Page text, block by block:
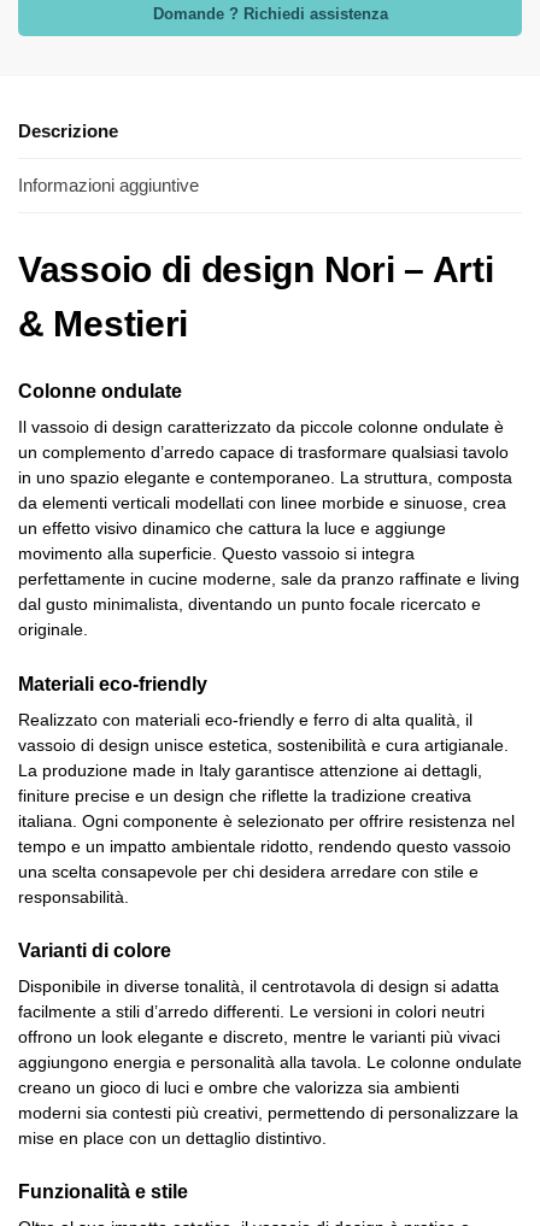
Domande ? Richiedi assistenza
Descrizione
Informazioni aggiuntive
Vassoio di design Nori – Arti
& Mestieri
Colonne ondulate
Il vassoio di design caratterizzato da piccole colonne ondulate è
un complemento d’arredo capace di trasformare qualsiasi tavolo
in uno spazio elegante e contemporaneo. La struttura, composta
da elementi verticali modellati con linee morbide e sinuose, crea
un effetto visivo dinamico che cattura la luce e aggiunge
movimento alla superficie. Questo vassoio si integra
perfettamente in cucine moderne, sale da pranzo raffinate e living
dal gusto minimalista, diventando un punto focale ricercato e
originale.
Materiali eco-friendly
Realizzato con materiali eco-friendly e ferro di alta qualità, il
vassoio di design unisce estetica, sostenibilità e cura artigianale.
La produzione made in Italy garantisce attenzione ai dettagli,
finiture precise e un design che riflette la tradizione creativa
italiana. Ogni componente è selezionato per offrire resistenza nel
tempo e un impatto ambientale ridotto, rendendo questo vassoio
una scelta consapevole per chi desidera arredare con stile e
responsabilità.
Varianti di colore
Disponibile in diverse tonalità, il centrotavola di design si adatta
facilmente a stili d’arredo differenti. Le versioni in colori neutri
offrono un look elegante e discreto, mentre le varianti più vivaci
aggiungono energia e personalità alla tavola. Le colonne ondulate
creano un gioco di luci e ombre che valorizza sia ambienti
moderni sia contesti più creativi, permettendo di personalizzare la
mise en place con un dettaglio distintivo.
Funzionalità e stile